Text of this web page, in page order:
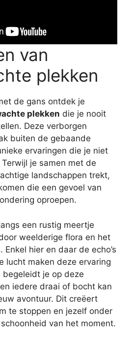
van
plekken
de gans ontdek je
plekken die je nooit
Deze verborgen
buiten de gebaande
ervaringen die je niet
je samen met de
landschappen trekt,
die een gevoel van
oproepen.
een rustig meertje
weelderige flora en het
Enkel hier en daar de echo’s
lucht maken deze ervaring
begeleidt je op deze
iedere draai of bocht kan
avontuur. Dit creëert
te stoppen en jezelf onder
van het moment.